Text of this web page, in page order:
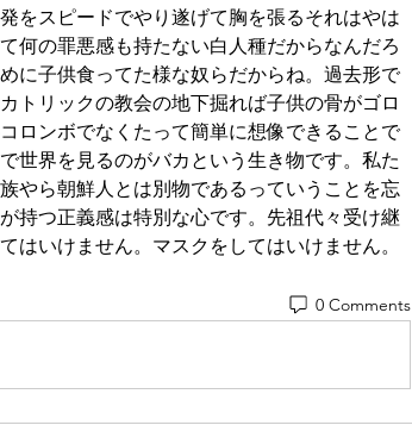
をスピードでやり遂げて胸を張るそれはやは
何の罪悪感も持たない白人種だからなんだろ
に子供食ってた様な奴らだからね。過去形で
トリックの教会の地下掘れば子供の骨がゴロ
ロンボでなくたって簡単に想像できることで
世界を見るのがバカという生き物です。私た
やら朝鮮人とは別物であるっていうことを忘
持つ正義感は特別な心です。先祖代々受け継
はいけません。マスクをしてはいけません。
0 Comments